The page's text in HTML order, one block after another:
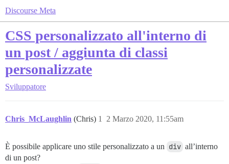
Discourse Meta
CSS personalizzato all'interno di
un post / aggiunta di classi
personalizzate
Sviluppatore
Chris_McLaughlin (Chris) 2 Marzo 2020, 11:55am
1
È possibile applicare uno stile personalizzato a un div all’interno
di un post?